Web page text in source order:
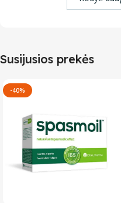
Susijusios prekės
-40%